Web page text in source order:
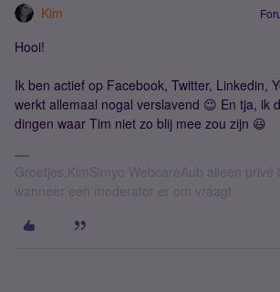
Kim
Hooi!
Ik ben actief op Facebook, Twitter, Linkedin,
werkt allemaal nogal verslavend 😉 En tja, ik
dingen waar Tim niet zo blij mee zou zijn 😃
Groetjes,KimSimyo WebcareAub alleen privé
wanneer een moderator er om vraagt